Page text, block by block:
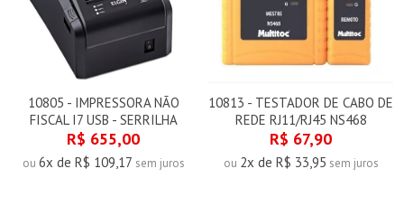
10805 - IMPRESSORA NÃO
FISCAL I7 USB - SERRILHA
R$ 655,00
ou 6x de R$ 109,17 sem juros
10813 - TESTADOR DE CABO DE
REDE RJ11/RJ45 NS468
R$ 67,90
ou 2x de R$ 33,95 sem juros